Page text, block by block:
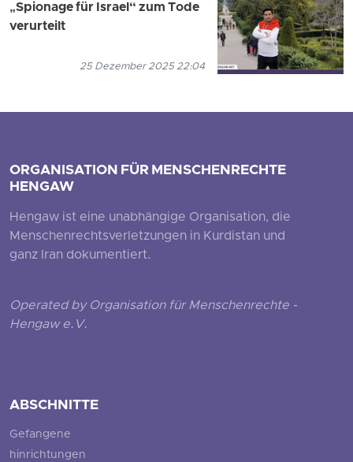
„Spionage für Israel“ zum Tode
verurteilt
25 Dezember 2025 22:04
ORGANISATION FÜR MENSCHENRECHTE
HENGAW
Hengaw ist eine unabhängige Organisation, die
Menschenrechtsverletzungen in Kurdistan und
ganz Iran dokumentiert.
Operated by Organisation für Menschenrechte -
Hengaw e.V.
ABSCHNITTE
Gefangene
hinrichtungen